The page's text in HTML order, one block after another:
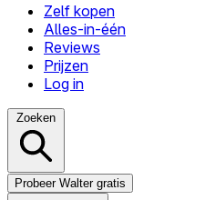
Zelf kopen
Alles-in-één
Reviews
Prijzen
Log in
Zoeken
Probeer Walter gratis